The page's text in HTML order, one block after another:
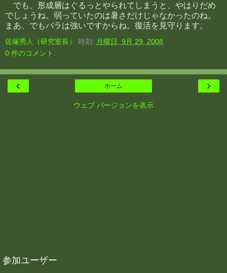
でも、形成層はぐるっとやられてしまうと、やはりだめ
でしょうね。弱っていたのは暑さだけじゃなかったのね。
まあ、でもバラは強いですからね。復活を見守ります。
佐塚秀人（研究室長） 時刻: 月曜日, 9月 29, 2008
0 件のコメント:
‹ ›
ホーム
ウェブ バージョンを表示
参加ユーザー